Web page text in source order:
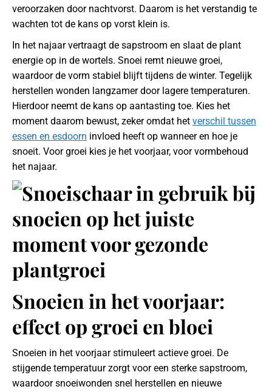
veroorzaken door nachtvorst. Daarom is het verstandig te
wachten tot de kans op vorst klein is.
In het najaar vertraagt de sapstroom en slaat de plant
energie op in de wortels. Snoei remt nieuwe groei,
waardoor de vorm stabiel blijft tijdens de winter. Tegelijk
herstellen wonden langzamer door lagere temperaturen.
Hierdoor neemt de kans op aantasting toe. Kies het
moment daarom bewust, zeker omdat het verschil tussen
essen en esdoorn invloed heeft op wanneer en hoe je
snoeit. Voor groei kies je het voorjaar, voor vormbehoud
het najaar.
Snoeien in het voorjaar:
effect op groei en bloei
Snoeien in het voorjaar stimuleert actieve groei. De
stijgende temperatuur zorgt voor een sterke sapstroom,
waardoor snoeiwonden snel herstellen en nieuwe